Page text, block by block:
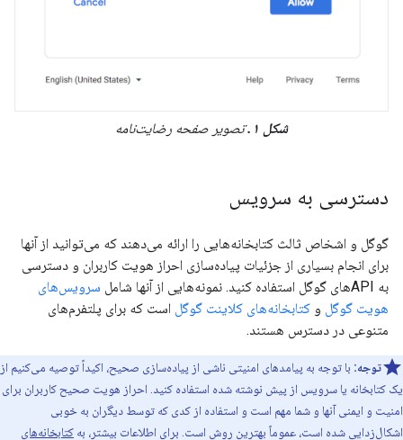
شکل ۱. تصویر صفحه رضایت‌نامه
دسترسی به سرویس
گوگل و اشخاص ثالث کتابخانه‌هایی را ارائه می‌دهند که می‌توانید از آنها
برای انجام بسیاری از جزئیات پیاده‌سازی احراز هویت کاربران و دسترسی
به APIهای گوگل استفاده کنید. نمونه‌هایی از آنها شامل
سرویس‌های
هویت گوگل و کتابخانه‌های کلاینت گوگل است که برای پلتفرم‌های
متنوعی در دسترس هستند.
توجه: با توجه به پیامدهای امنیتی ناشی از پیاده‌سازی صحیح، اکیداً توصیه می‌کنیم از
یک کتابخانه یا سرویس از پیش نوشته شده استفاده کنید. احراز هویت صحیح کاربران برای
امنیت و ایمنی آنها و شما مهم است و استفاده از کدی که توسط دیگران به خوبی
اشکال‌زدایی شده است، عموماً بهترین روش است. برای اطلاعات بیشتر، به کتابخانه‌های